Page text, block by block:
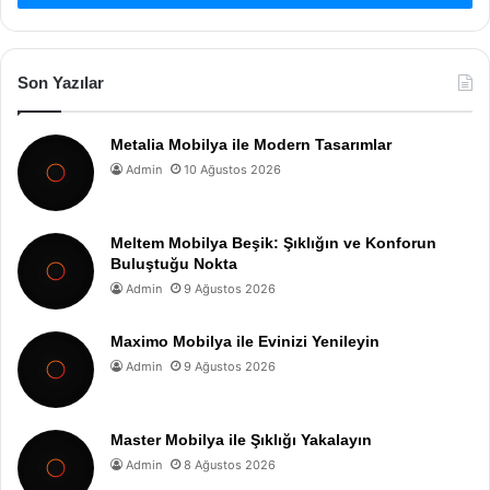
Son Yazılar
Metalia Mobilya ile Modern Tasarımlar
Admin 10 Ağustos 2026
Meltem Mobilya Beşik: Şıklığın ve Konforun
Buluştuğu Nokta
Admin 9 Ağustos 2026
Maximo Mobilya ile Evinizi Yenileyin
Admin 9 Ağustos 2026
Master Mobilya ile Şıklığı Yakalayın
Admin 8 Ağustos 2026